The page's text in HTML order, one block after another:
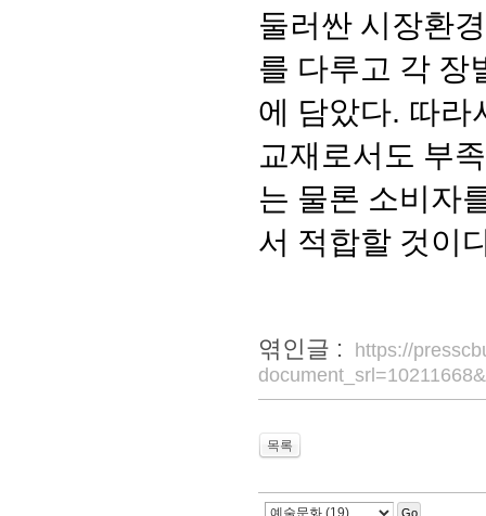
둘러싼 시장환
를 다루고 각 장
에 담았다. 따라
교재로서도 부
는 물론 소비자
서 적합할 것이
엮인글 :
https://
목록
Go